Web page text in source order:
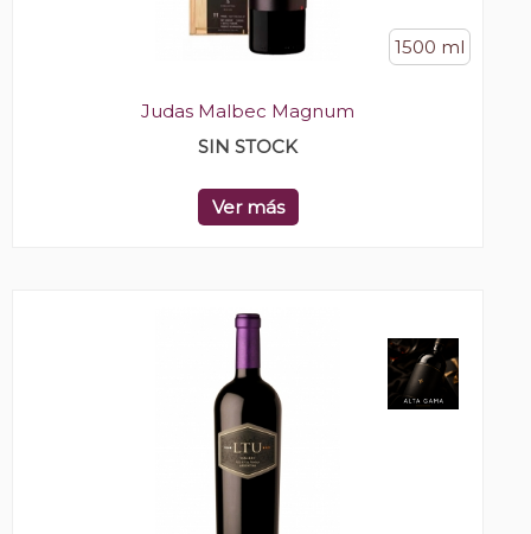
1500 ml
Judas Malbec Magnum
SIN STOCK
Ver más